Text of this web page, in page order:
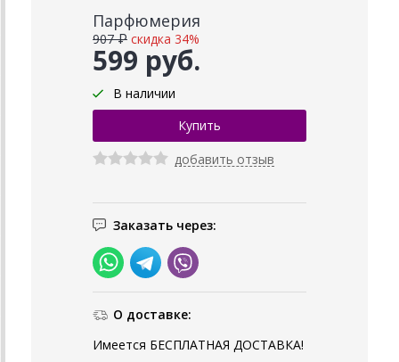
Парфюмерия
599 руб.
907 ₽ скидка 34%
В наличии
добавить отзыв
Заказать через:
О доставке:
Имеется БЕСПЛАТНАЯ ДОСТАВКА!